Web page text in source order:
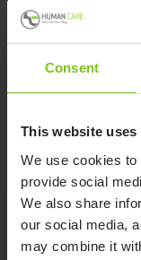
Consent
This website uses
We use cookies
provide social
We also share
our social media,
may combine it
Seitenklappen und
Product